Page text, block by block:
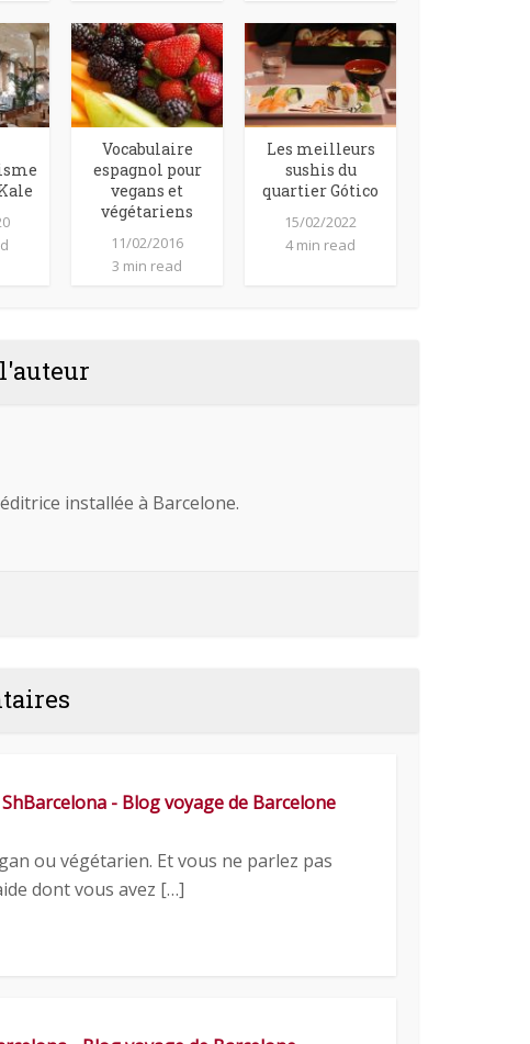
Vocabulaire
espagnol pour
vegans et
végétariens
11/02/2016
3 min read
Les meilleurs
sushis du
quartier Gótico
15/02/2022
4 min read
installée à Barcelone.
- Blog voyage de Barcelone
ou végétarien. Et vous ne parlez pas
dont vous avez […]